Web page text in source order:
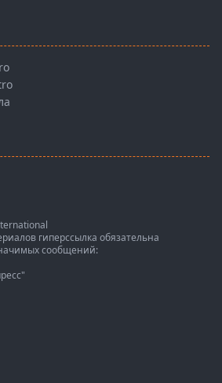
гиперссылка обязательна
сообщений: